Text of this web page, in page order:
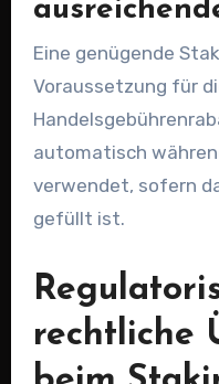
Eine genügende
Voraussetzung für
automatisch
verwendet, sofern
gefüllt ist.
rechtliche